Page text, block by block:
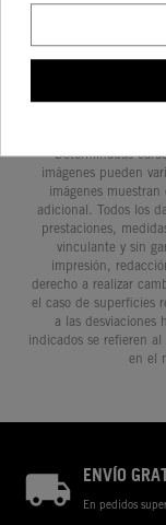
Determinadas
imágenes pueden
imágenes
adicional. Todos los
prestaciones,
vinculante y sin
impresión,
derecho a realizar
el caso de superficies
a las desviaciones
indicados se refieren
en el
ENVÍO
En pedidos